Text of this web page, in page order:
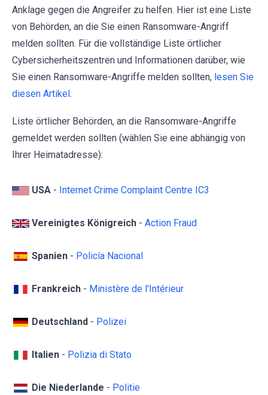
Anklage gegen die Angreifer zu helfen. Hier ist eine Liste
von Behörden, an die Sie einen Ransomware-Angriff
melden sollten. Für die vollständige Liste örtlicher
Cybersicherheitszentren und Informationen darüber, wie
Sie einen Ransomware-Angriffe melden sollten, lesen Sie
diesen Artikel.
Liste örtlicher Behörden, an die Ransomware-Angriffe
gemeldet werden sollten (wählen Sie eine abhängig von
Ihrer Heimatadresse):
USA - Internet Crime Complaint Centre IC3
Vereinigtes Königreich - Action Fraud
Spanien - Policía Nacional
Frankreich - Ministère de l'Intérieur
Deutschland - Polizei
Italien - Polizia di Stato
Die Niederlande - Politie